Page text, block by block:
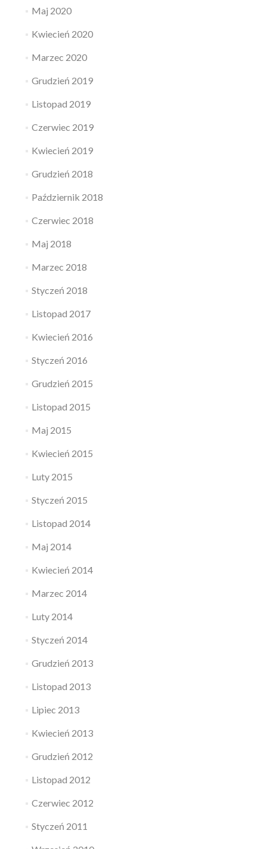
Maj 2020
Kwiecień 2020
Marzec 2020
Grudzień 2019
Listopad 2019
Czerwiec 2019
Kwiecień 2019
Grudzień 2018
Październik 2018
Czerwiec 2018
Maj 2018
Marzec 2018
Styczeń 2018
Listopad 2017
Kwiecień 2016
Styczeń 2016
Grudzień 2015
Listopad 2015
Maj 2015
Kwiecień 2015
Luty 2015
Styczeń 2015
Listopad 2014
Maj 2014
Kwiecień 2014
Marzec 2014
Luty 2014
Styczeń 2014
Grudzień 2013
Listopad 2013
Lipiec 2013
Kwiecień 2013
Grudzień 2012
Listopad 2012
Czerwiec 2012
Styczeń 2011